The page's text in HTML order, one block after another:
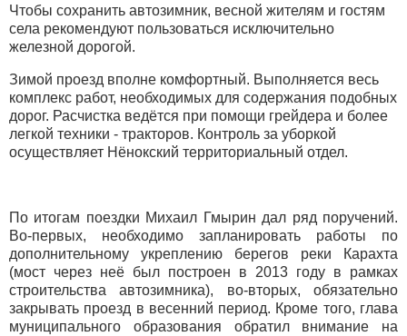
Чтобы сохранить автозимник, весной жителям и гостям
села рекомендуют пользоваться исключительно
железной дорогой.
Зимой проезд вполне комфортный. Выполняется весь
комплекс работ, необходимых для содержания подобных
дорог. Расчистка ведётся при помощи грейдера и более
легкой техники - тракторов. Контроль за уборкой
осуществляет Нёнокский территориальный отдел.
По итогам поездки Михаил Гмырин дал ряд поручений.
Во-первых, необходимо запланировать работы по
дополнительному укреплению берегов реки Карахта
(мост через неё был построен в 2013 году в рамках
строительства автозимника), во-вторых, обязательно
закрывать проезд в весенний период. Кроме того, глава
муниципального образования обратил внимание на